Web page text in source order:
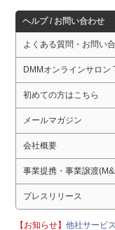
ヘルプ / お問い合わせ
よくある質問・お問い
DMMオンラインサロン
初めての方はこちら
メールマガジン
会社概要
事業提携・事業譲渡
プレスリリース
【お知らせ】他社サービ